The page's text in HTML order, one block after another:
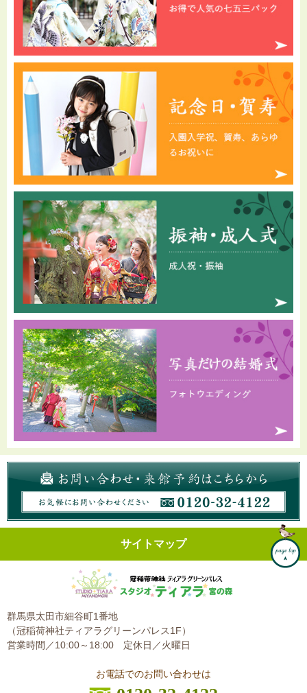
サイトマップ
群馬県太田市細谷町1番地
（冠稲荷神社ティアラグリーンパレス1F）
営業時間／10:00～18:00 定休日／火曜日
お電話でのお問い合わせは